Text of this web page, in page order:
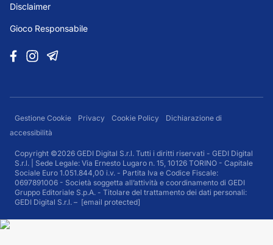
Disclaimer
Gioco Responsabile
Gestione Cookie Privacy Cookie Policy
Dichiarazione di
accessibilità
Copyright ©2026 GEDI Digital S.r.l. Tutti i diritti riservati - GEDI Digital
S.r.l. | Sede Legale: Via Ernesto Lugaro n. 15, 10126 TORINO - Capitale
Sociale Euro 1.051.844,00 i.v. - Partita Iva e Codice Fiscale:
0697891006 - Società soggetta all’attività e coordinamento di GEDI
Gruppo Editoriale S.p.A. - Titolare del trattamento dei dati personali:
GEDI Digital S.r.l. – [email protected]